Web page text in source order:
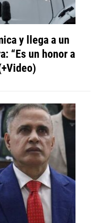
y llega a un
“Es un honor a